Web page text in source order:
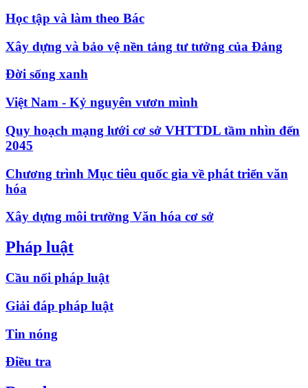
Học tập và làm theo Bác
Xây dựng và bảo vệ nền tảng tư tưởng của Đảng
Đời sống xanh
Việt Nam - Kỷ nguyên vươn mình
Quy hoạch mạng lưới cơ sở VHTTDL tầm nhìn đến
2045
Chương trình Mục tiêu quốc gia về phát triển văn
hóa
Xây dựng môi trường Văn hóa cơ sở
Pháp luật
Cầu nối pháp luật
Giải đáp pháp luật
Tin nóng
Điều tra